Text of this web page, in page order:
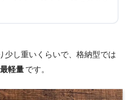
少し重いくらいで、格納型では
最軽量 です。